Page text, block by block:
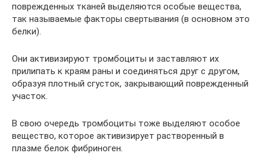
поврежденных тканей выделяются особые вещества,
так называемые факторы свертывания (в основном это
белки).
Они активизируют тромбоциты и заставляют их
прилипать к краям раны и соединяться друг с другом,
образуя плотный сгусток, закрывающий поврежденный
участок.
В свою очередь тромбоциты тоже выделяют особое
вещество, которое активизирует растворенный в
плазме белок фибриноген.